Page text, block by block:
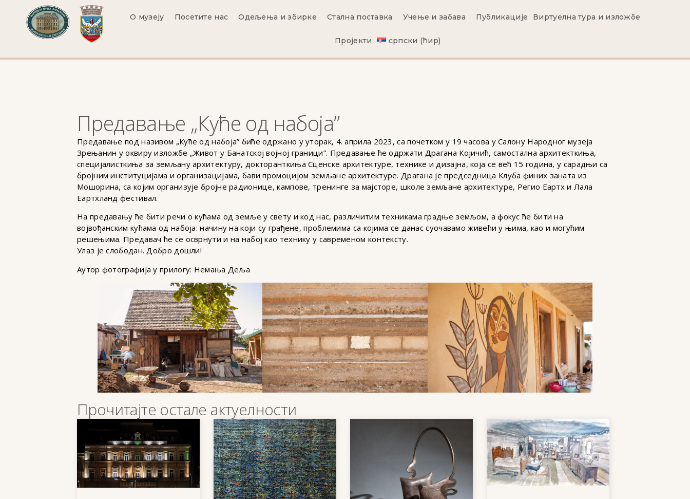
О музеју Посетите нас Одељења и збирке Стална поставка Учење и забава Публикације Виртуелна тура и изложбе
Пројекти српски (ћир)
Предавање „Куће од набоја”
Предавање под називом „Куће од набоја” биће одржано у уторак, 4. априла 2023, са почетком у 19 часова у Салону Народног музеја
Зрењанин у оквиру изложбе „Живот у Банатској војној граници”. Предавање ће одржати Драгана Којичић, самостална архитекткиња,
специјалисткиња за земљану архитектуру, докторанткиња Сценске архитектуре, технике и дизајна, која се већ 15 година, у сарадњи са
бројним институцијама и организацијама, бави промоцијом земљане архитектуре. Драгана је председница Клуба финих заната из
Мошорина, са којим организује бројне радионице, кампове, тренинге за мајсторе, школе земљане архитектуре, Регио Еартх и Лала
Еартхланд фестивал.
На предавању ће бити речи о кућама од земље у свету и код нас, различитим техникама градње земљом, а фокус ће бити на
војвођанским кућама од набоја: начину на који су грађене, проблемима са којима се данас суочавамо живећи у њима, као и могућим
решењима. Предавач ће се осврнути и на набој као технику у савременом контексту.
Улаз је слободан. Добро дошли!
Аутор фотографија у прилогу: Немања Деља
Прочитајте остале актуелности